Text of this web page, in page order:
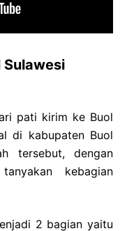
Sulawesi
pati kirim ke Buol
di kabupaten Buol
tersebut, dengan
kebagian
2 bagian yaitu